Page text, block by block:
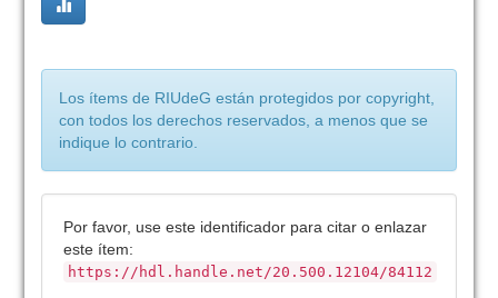
Los ítems de RIUdeG están protegidos por copyright,
con todos los derechos reservados, a menos que se
indique lo contrario.
Por favor, use este identificador para citar o enlazar
este ítem:
https://hdl.handle.net/20.500.12104/84112